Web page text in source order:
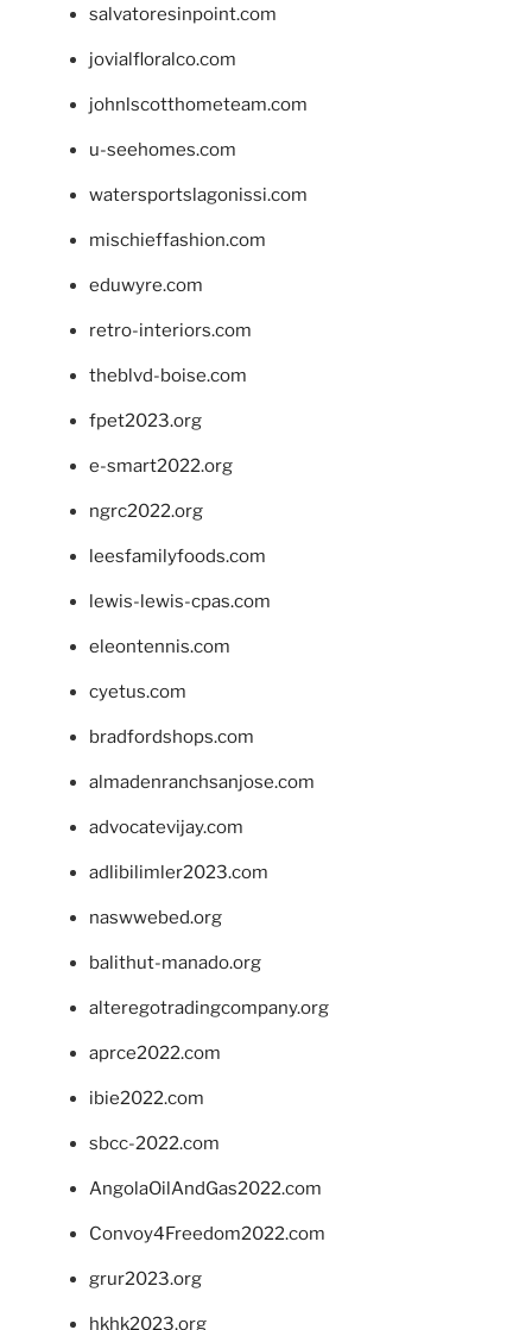
salvatoresinpoint.com
jovialfloralco.com
johnlscotthometeam.com
u-seehomes.com
watersportslagonissi.com
mischieffashion.com
eduwyre.com
retro-interiors.com
theblvd-boise.com
fpet2023.org
e-smart2022.org
ngrc2022.org
leesfamilyfoods.com
lewis-lewis-cpas.com
eleontennis.com
cyetus.com
bradfordshops.com
almadenranchsanjose.com
advocatevijay.com
adlibilimler2023.com
naswwebed.org
balithut-manado.org
alteregotradingcompany.org
aprce2022.com
ibie2022.com
sbcc-2022.com
AngolaOilAndGas2022.com
Convoy4Freedom2022.com
grur2023.org
hkhk2023.org